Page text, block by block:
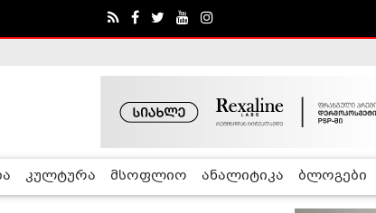
კულტურა მსოფლიო ანალიტიკა ბლოგები